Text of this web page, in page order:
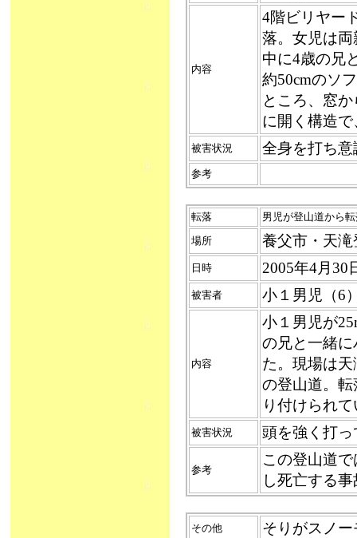
内容
4階ビリヤー
落。女児は
中に4歳の兄
約50cmのソ
ところ、窓
に開く構造
被害状況 全身を打ち
参考
転落
男児が登山道から
場所
養父市・天滝
日時 2005年4月30
被害者 小１男児（6
内容
小１男児が
の兄と一緒
た。現場は
の登山道。転
り付けられ
被害状況 頭を強く打っ
参考
この登山道
し死亡する
その他 そりがスノ